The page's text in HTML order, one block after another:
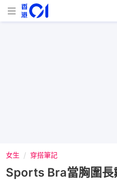
女生 穿搭筆記
Sports Bra當胸圍長